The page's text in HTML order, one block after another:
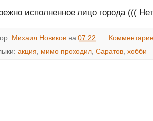
исполненное лицо города (((
Михаил Новиков на 07:22
акция мимо проходил Саратов хобби